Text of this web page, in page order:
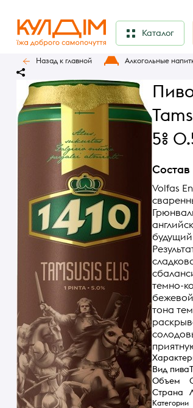
Каталог
Назад к главной Алкогольные
5%
Состав
Volfas
темно-
тона
Вид пива
Объем
Страна
Категории